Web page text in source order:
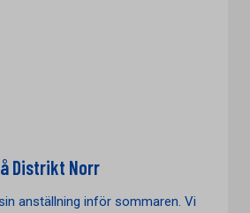
Distrikt Norr
anställning inför sommaren. Vi